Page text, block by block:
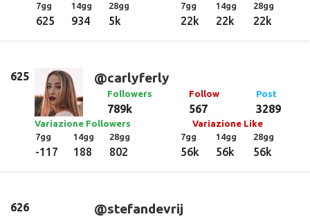
7gg
625
14gg
934
28gg
5k
7gg
22k
14gg
22k
28gg
22k
625 @carlyferly
Followers
789k
Follow
567
Post
3289
Variazione Followers
7gg
-117
14gg
188
28gg
802
Variazione Like
7gg
56k
14gg
56k
28gg
56k
626 @stefandevrij